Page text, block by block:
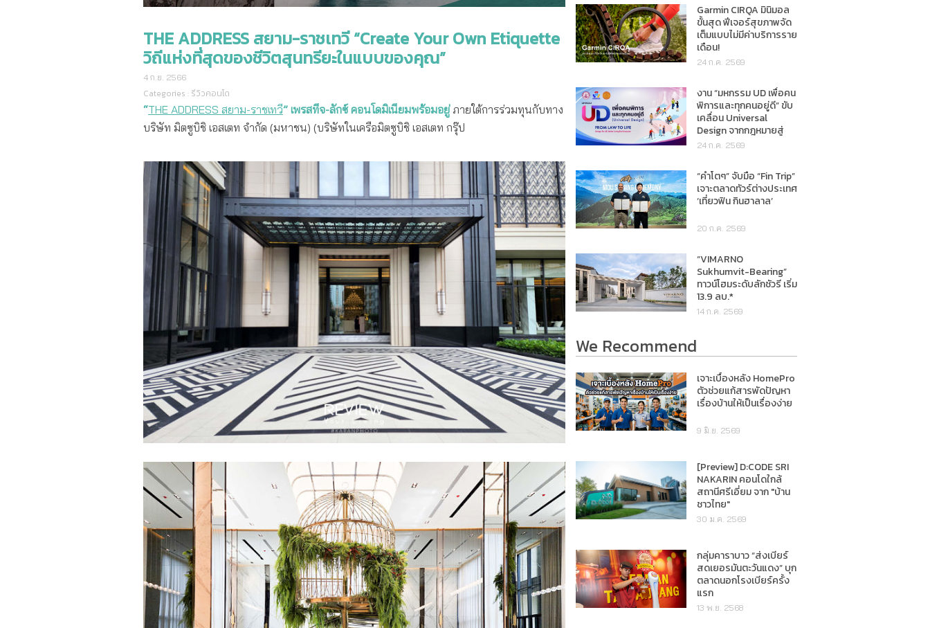
THE ADDRESS สยาม-ราชเทวี “Create Your Own Etiquette
วิถีแห่งที่สุดของชีวิตสุนทรียะในแบบของคุณ”
4 ก.ย. 2566
Categories : รีวิวคอนโด
“THE ADDRESS สยาม-ราชเทวี” เพรสทีจ-ลักซ์ คอนโดมิเนียมพร้อมอยู่ ภายใต้การร่วมทุนกับทาง
บริษัท มิตซูบิชิ เอสเตท จำกัด (มหาชน) (บริษัทในเครือมิตซูบิชิ เอสเตท กรุ๊ป
Garmin CIRQA มินิมอล
ขั้นสุด ฟีเจอร์สุขภาพจัด
เต็มแบบไม่มีค่าบริการราย
เดือน!
24 ก.ค. 2569
งาน “มหกรรม UD เพื่อคน
พิการและทุกคนอยู่ดี” ขับ
เคลื่อน Universal
Design จากกฎหมายสู่
การใช้ชีวิตจริง
24 ก.ค. 2569
“คำโตๆ” จับมือ “Fin Trip”
เจาะตลาดทัวร์ต่างประเทศ
‘เที่ยวฟิน กินฮาลาล’
20 ก.ค. 2569
“VIMARNO
Sukhumvit-Bearing”
ทาวน์โฮมระดับลักชัวรี เริ่ม
13.9 ลบ.*
14 ก.ค. 2569
We Recommend
เจาะเบื้องหลัง HomePro
ตัวช่วยแก้สารพัดปัญหา
เรื่องบ้านให้เป็นเรื่องง่าย
9 มิ.ย. 2569
[Preview] D:CODE SRI
NAKARIN คอนโดใกล้
สถานีศรีเอี่ยม จาก "บ้าน
ชาวไทย"
30 ม.ค. 2569
กลุ่มคาราบาว “ส่งเบียร์
สดเยอรมันตะวันแดง” บุก
ตลาดนอกโรงเบียร์ครั้ง
แรก
13 พ.ย. 2568